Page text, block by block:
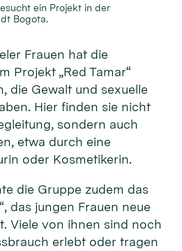
ein Projekt in der
Bogota.
Frauen hat die
Projekt „Red Tamar“
die Gewalt und sexuelle
Hier finden sie nicht
sondern auch
etwa durch eine
oder Kosmetikerin.
die Gruppe zudem das
das jungen Frauen neue
Viele von ihnen sind noch
erlebt oder tragen